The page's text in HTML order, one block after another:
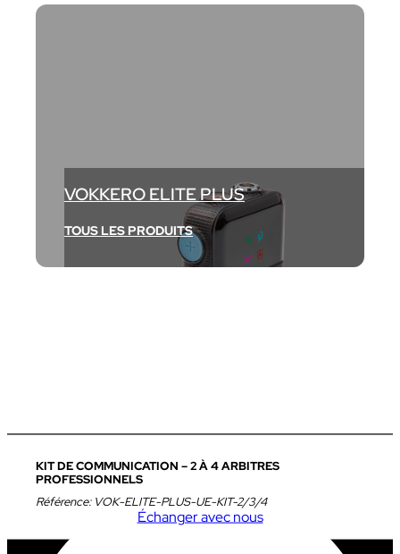
VOKKERO ELITE PLUS
TOUS LES PRODUITS
KIT DE COMMUNICATION – 2 À 4 ARBITRES
PROFESSIONNELS
Référence: VOK-ELITE-PLUS-UE-KIT-2/3/4
Échanger avec nous